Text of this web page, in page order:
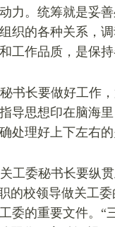
力。统筹就是妥
织的各种关系，
工作品质，是保
书长要做好工作
导思想印在脑海
处理好上下左右
工委秘书长要纵
的校领导做关工
委的重要文件。“